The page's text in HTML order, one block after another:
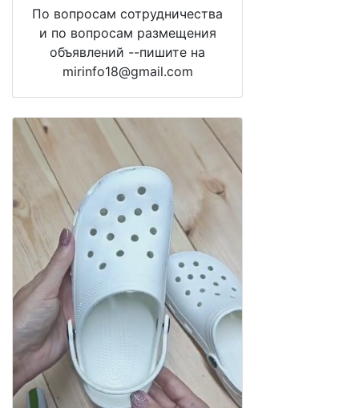
По вопросам сотрудничества
и по вопросам размещения
объявлений --пишите на
mirinfo18@gmail.com